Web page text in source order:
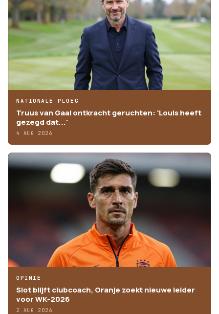
NATIONALE PLOEG
Truus van Gaal ontkracht geruchten: 'Louis heeft
gezegd dat...'
4 AUG 2026
OPINIE
Slot blijft clubcoach, Oranje zoekt nieuwe leider
voor WK-2026
2 AUG 2026